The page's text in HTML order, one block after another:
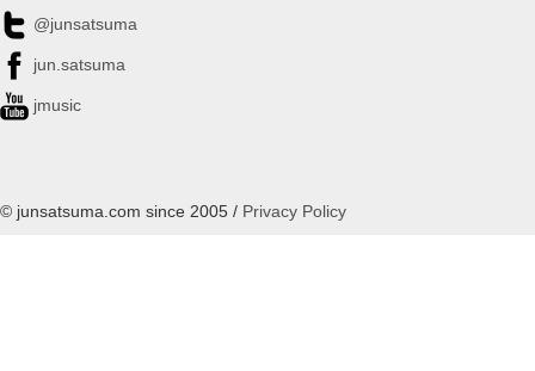
@junsatsuma
jun.satsuma
jmusic
© junsatsuma.com since 2005 / Privacy Policy